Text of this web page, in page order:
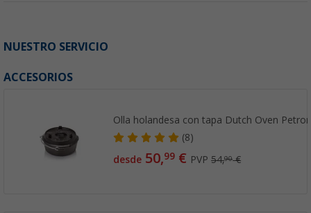
NUESTRO SERVICIO
ACCESORIOS
Olla holandesa con tapa Dutch Oven
(8)
desde 50,99 € PVP54,90€